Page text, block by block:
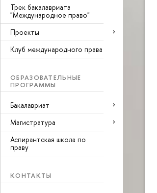
Трек бакалавриата
"Международное право"
Проекты
Клуб международного права
ОБРАЗОВАТЕЛЬНЫЕ
ПРОГРАММЫ
Бакалавриат
Магистратура
Аспирантская школа по
праву
КОНТАКТЫ